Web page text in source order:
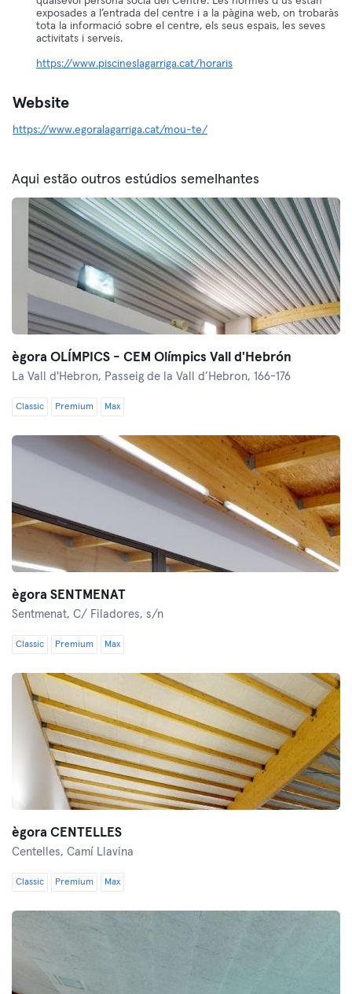
exposades a l’entrada del centre i a la pàgina web, on trobaràs
tota la informació sobre el centre, els seus espais, les seves
activitats i serveis.
https://www.piscineslagarriga.cat/horaris
Website
https://www.egoralagarriga.cat/mou-te/
Aqui estão outros estúdios semelhantes
ègora OLÍMPICS - CEM Olímpics Vall d'Hebrón
La Vall d'Hebron, Passeig de la Vall d’Hebron, 166-176
Classic Premium Max
ègora SENTMENAT
Sentmenat, C/ Filadores, s/n
Classic Premium Max
ègora CENTELLES
Centelles, Camí Llavina
Classic Premium Max